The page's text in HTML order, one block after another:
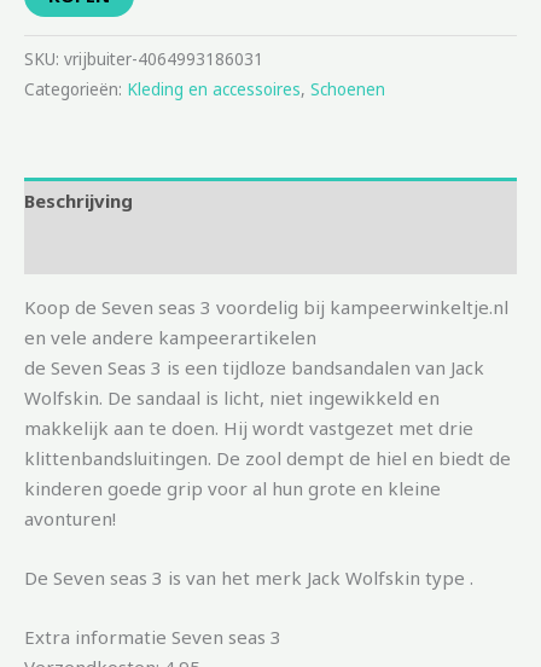
SKU: vrijbuiter-4064993186031
Categorieën: Kleding en accessoires, Schoenen
Beschrijving
Koop de Seven seas 3 voordelig bij kampeerwinkeltje.nl
en vele andere kampeerartikelen
de Seven Seas 3 is een tijdloze bandsandalen van Jack
Wolfskin. De sandaal is licht, niet ingewikkeld en
makkelijk aan te doen. Hij wordt vastgezet met drie
klittenbandsluitingen. De zool dempt de hiel en biedt de
kinderen goede grip voor al hun grote en kleine
avonturen!
De Seven seas 3 is van het merk Jack Wolfskin type .
Extra informatie Seven seas 3